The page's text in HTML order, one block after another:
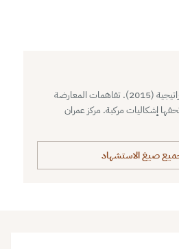
مركز عمران للدراسات الاستراتيجية (2015). تفاهمات المعارضة
إشكاليات مركبة. مركز عمران
صيغ الاستشهاد